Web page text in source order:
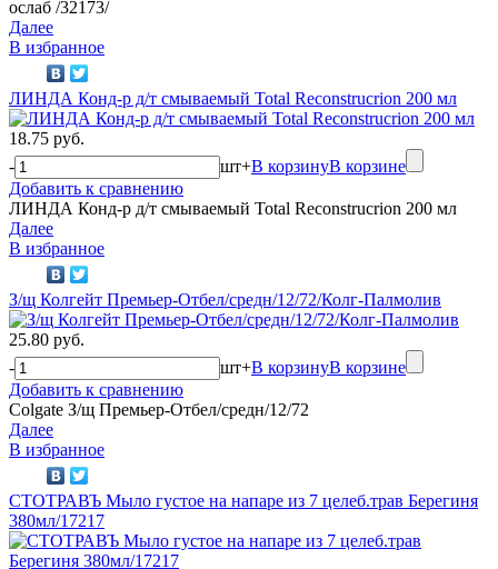
ослаб /32173/
Далее
В избранное
ЛИНДА Конд-р д/т смываемый Total Reconstrucrion 200 мл
18.75 руб.
-
шт+В корзинуВ корзине
Добавить к сравнению
ЛИНДА Конд-р д/т смываемый Total Reconstrucrion 200 мл
Далее
В избранное
З/щ Колгейт Премьер-Отбел/средн/12/72/Колг-Палмолив
25.80 руб.
-
шт+В корзинуВ корзине
Добавить к сравнению
Colgate З/щ Премьер-Отбел/средн/12/72
Далее
В избранное
СТОТРАВЪ Мыло густое на напаре из 7 целеб.трав Берегиня
380мл/17217